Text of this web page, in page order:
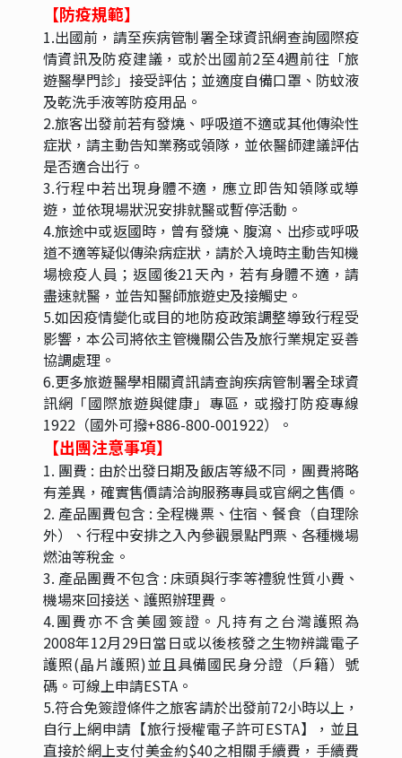
【防疫規範】
1.出國前，請至疾病管制署全球資訊網查詢國際疫
情資訊及防疫建議，或於出國前2至4週前往「旅
遊醫學門診」接受評估；並適度自備口罩、防蚊液
及乾洗手液等防疫用品。
2.旅客出發前若有發燒、呼吸道不適或其他傳染性
症狀，請主動告知業務或領隊，並依醫師建議評估
是否適合出行。
3.行程中若出現身體不適，應立即告知領隊或導
遊，並依現場狀況安排就醫或暫停活動。
4.旅途中或返國時，曾有發燒、腹瀉、出疹或呼吸
道不適等疑似傳染病症狀，請於入境時主動告知機
場檢疫人員；返國後21天內，若有身體不適，請
盡速就醫，並告知醫師旅遊史及接觸史。
5.如因疫情變化或目的地防疫政策調整導致行程受
影響，本公司將依主管機關公告及旅行業規定妥善
協調處理。
6.更多旅遊醫學相關資訊請查詢疾病管制署全球資
訊網「國際旅遊與健康」專區，或撥打防疫專線
1922（國外可撥+886-800-001922）。
【出團注意事項】
1. 團費 : 由於出發日期及飯店等級不同，團費將略
有差異，確實售價請洽詢服務專員或官網之售價。
2. 產品團費包含 : 全程機票、住宿、餐食（自理除
外）、行程中安排之入內參觀景點門票、各種機場
燃油等稅金。
3. 產品團費不包含 : 床頭與行李等禮貌性質小費、
機場來回接送、護照辦理費。
4.團費亦不含美國簽證。凡持有之台灣護照為
2008年12月29日當日或以後核發之生物辨識電子
護照(晶片護照)並且具備國民身分證（戶籍）號
碼。可線上申請ESTA。
5.符合免簽證條件之旅客請於出發前72小時以上，
自行上網申請【旅行授權電子許可ESTA】，並且
直接於網上支付美金約$40之相關手續費，手續費